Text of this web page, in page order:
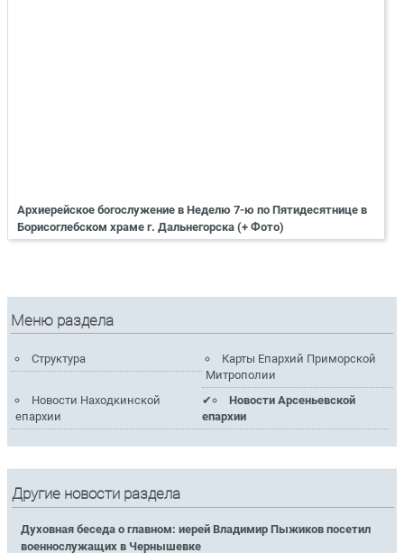
Архиерейское богослужение в Неделю 7-ю по Пятидесятнице в
Борисоглебском храме г. Дальнегорска (+ Фото)
Меню раздела
Структура
Карты Епархий Приморской
Митрополии
Новости Находкинской
епархии
Новости Арсеньевской
епархии
Другие новости раздела
Духовная беседа о главном: иерей Владимир Пыжиков посетил
военнослужащих в Чернышевке